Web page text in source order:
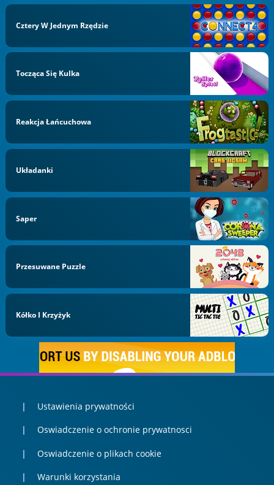
Cztery W Jednym Rzędzie
Tocząca Się Kulka
Reakcja Łańcuchowa
Układanki
Saper
Przesuwane Puzzle
Kółko I Krzyżyk
Ustawienia prywatności
Oswiadczenie o ochronie prywatnosci
Oswiadczenie o plikach cookie
Warunki korzystania